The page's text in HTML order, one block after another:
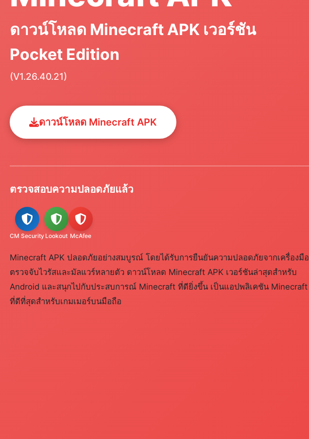
ดาวน์โหลด Minecraft APK เวอร์ชัน
Pocket Edition
(V1.26.40.21)
ดาวน์โหลด Minecraft APK
ตรวจสอบความปลอดภัยแล้ว
CM Security Lookout McAfee
Minecraft APK ปลอดภัยอย่างสมบูรณ์ โดยได้รับการยืนยันความปลอดภัยจากเครื่องมือ
ตรวจจับไวรัสและมัลแวร์หลายตัว ดาวน์โหลด Minecraft APK เวอร์ชันล่าสุดสำหรับ
Android และสนุกไปกับประสบการณ์ Minecraft ที่ดียิ่งขึ้น เป็นแอปพลิเคชัน Minecraft
ที่ดีที่สุดสำหรับเกมเมอร์บนมือถือ